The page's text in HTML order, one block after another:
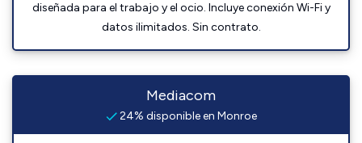
diseñada para el trabajo y el ocio. Incluye conexión Wi-Fi y
datos ilimitados. Sin contrato.
Mediacom
24% disponible en Monroe